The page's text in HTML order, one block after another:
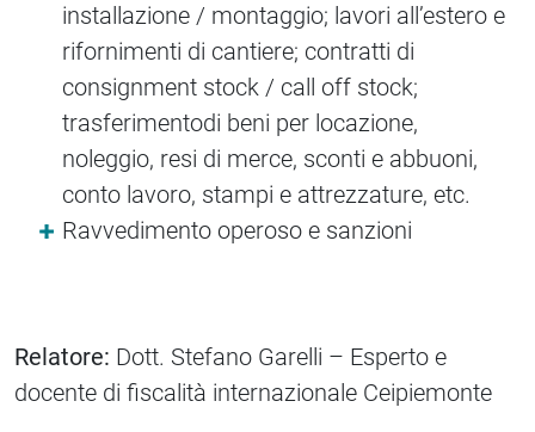
installazione / montaggio; lavori all’estero e
rifornimenti di cantiere; contratti di
consignment stock / call off stock;
trasferimentodi beni per locazione,
noleggio, resi di merce, sconti e abbuoni,
conto lavoro, stampi e attrezzature, etc.
Ravvedimento operoso e sanzioni
Relatore: Dott. Stefano Garelli – Esperto e
docente di fiscalità internazionale Ceipiemonte